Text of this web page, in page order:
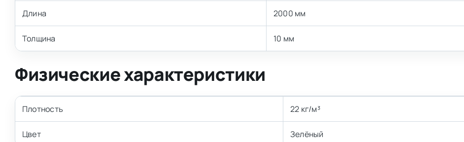
Длина 2000 мм
Толщина 10 мм
Физические характеристики
Плотность 22 кг/м³
Цвет Зелёный